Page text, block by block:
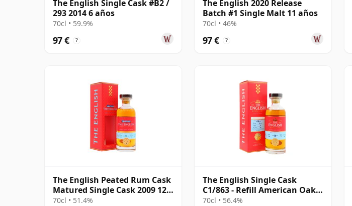
The English Single Cask #B2 /
293 2014 6 años
70cl • 59.9%
97 € ?
The English 2020 Release
Batch #1 Single Malt 11 años
70cl • 46%
97 € ?
The English Peated Rum Cask
Matured Single Cask 2009 12
años
70cl • 51.4%
The English Single Cask
C1/863 - Refill American Oak
2009 14 años
70cl • 56.4%